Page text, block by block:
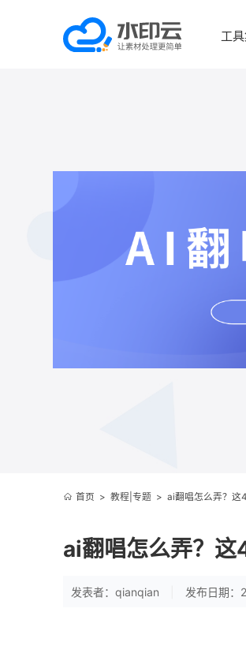
工
首页 > 教程|专题> ai翻唱怎么弄？这
ai翻唱怎么弄？这
发表者：qianqian 发布日期